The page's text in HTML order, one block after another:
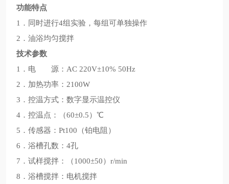
功能特点
1．同时进行4组实验，每组可单独操作
2．油浴均匀搅拌
技术参数
1．电 源：AC 220V±10% 50Hz
2．加热功率：2100W
3．控温方式：数字显示温控仪
4．控温点：（60±0.5）℃
5．传感器：Pt100（铂电阻）
6．浴槽孔数：4孔
7．试样搅拌：（1000±50）r/min
8．浴槽搅拌：电机搅拌